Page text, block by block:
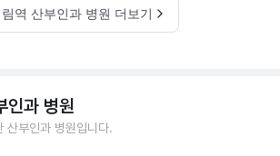
역 산부인과 병원 더보기
인과 병원
산부인과 병원입니다.